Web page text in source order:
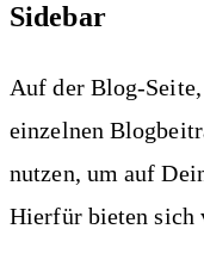
Sidebar
Auf der Blog-
einzelnen
nutzen, um auf
Hierfür bieten sich